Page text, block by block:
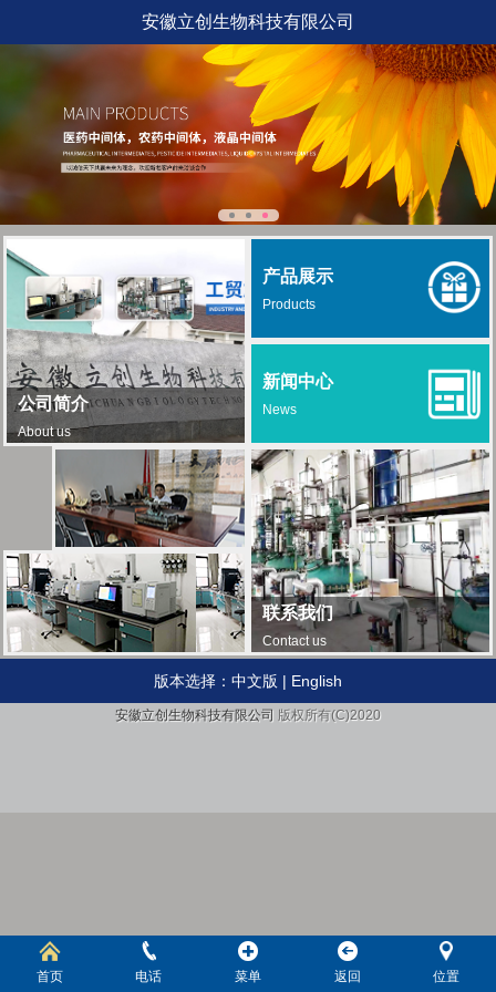
安徽立创生物科技有限公司
公司简介
About us
产品展示
Products
新闻中心
News
联系我们
Contact us
版本选择： 中文版 | English
安徽立创生物科技有限公司 版权所有(C)2020
首页 电话 菜单 返回 位置